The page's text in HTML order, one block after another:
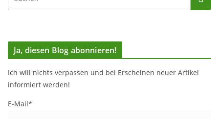
Ja, diesen Blog abonnieren!
Ich will nichts verpassen und bei Erscheinen neuer Artikel
informiert werden!
E-Mail*